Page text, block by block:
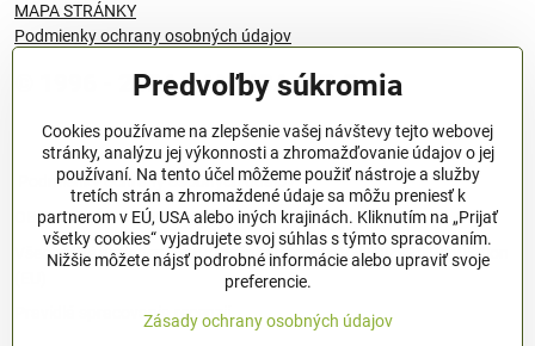
MAPA STRÁNKY
Podmienky ochrany osobných údajov
© 1996 - 2024 QANTICA S.R.O
Podmienky ochrany osobných údajov
OBCHODNÉ PODMIENKY
Všeobecné nariadenie o bezpečnosti produktov (GPSR), Regulation
Pravidlá spracovania recenzií
Predvoľby súkromia
Cookies používame na zlepšenie vašej návštevy tejto webovej
stránky, analýzu jej výkonnosti a zhromažďovanie údajov o jej
používaní. Na tento účel môžeme použiť nástroje a služby
tretích strán a zhromaždené údaje sa môžu preniesť k
partnerom v EÚ, USA alebo iných krajinách. Kliknutím na „Prijať
všetky cookies“ vyjadrujete svoj súhlas s týmto spracovaním.
Nižšie môžete nájsť podrobné informácie alebo upraviť svoje
preferencie.
Zásady ochrany osobných údajov